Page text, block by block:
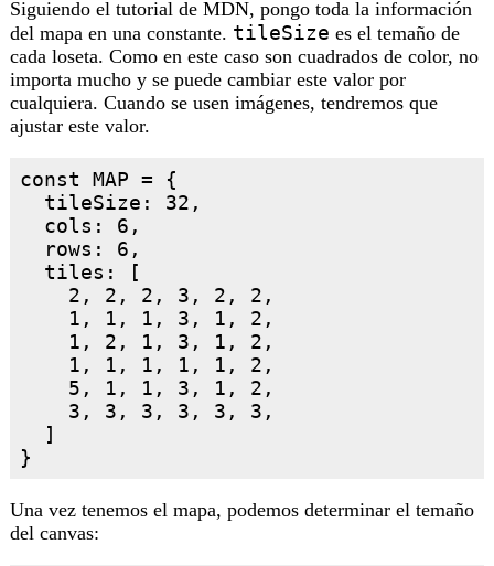
Siguiendo el tutorial de MDN, pongo toda la información
del mapa en una constante. tileSize es el temaño de
cada loseta. Como en este caso son cuadrados de color, no
importa mucho y se puede cambiar este valor por
cualquiera. Cuando se usen imágenes, tendremos que
ajustar este valor.
const MAP = {
  tileSize: 32,
  cols: 6,
  rows: 6,
  tiles: [
    2, 2, 2, 3, 2, 2,
    1, 1, 1, 3, 1, 2,
    1, 2, 1, 3, 1, 2,
    1, 1, 1, 1, 1, 2,
    5, 1, 1, 3, 1, 2,
    3, 3, 3, 3, 3, 3,
  ]
Una vez tenemos el mapa, podemos determinar el temaño
del canvas: